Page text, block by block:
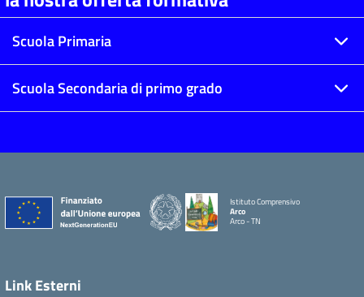
Scuola Primaria
Scuola Secondaria di primo grado
Istituto Comprensivo
Arco
Arco - TN
Link Esterni